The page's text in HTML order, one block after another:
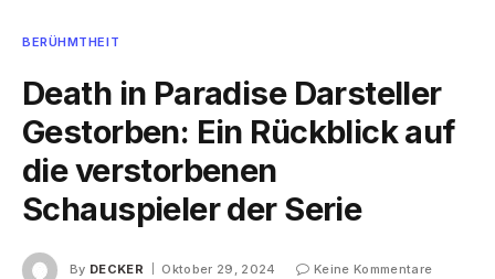
BERÜHMTHEIT
Death in Paradise Darsteller
Gestorben: Ein Rückblick auf
die verstorbenen
Schauspieler der Serie
By DECKER Oktober 29, 2024
Keine Kommentare